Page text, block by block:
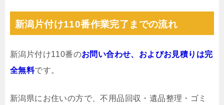
新潟片付け110番作業完了までの流れ
新潟片付け110番のお問い合わせ、およびお見積りは完
全無料です。
新潟県にお住いの方で、不用品回収・遺品整理・ゴミ